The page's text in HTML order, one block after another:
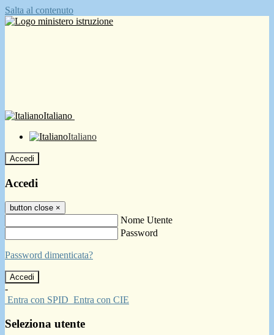
Salta al contenuto
Italiano
Italiano
Accedi
Accedi
button close ×
Nome Utente
Password
Password dimenticata?
-
Entra con SPID Entra con CIE
Seleziona utente